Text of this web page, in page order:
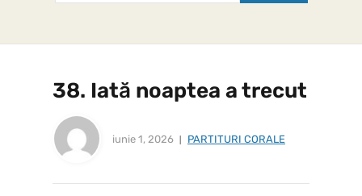
38. Iată noaptea a trecut
iunie 1, 2026 PARTITURI CORALE